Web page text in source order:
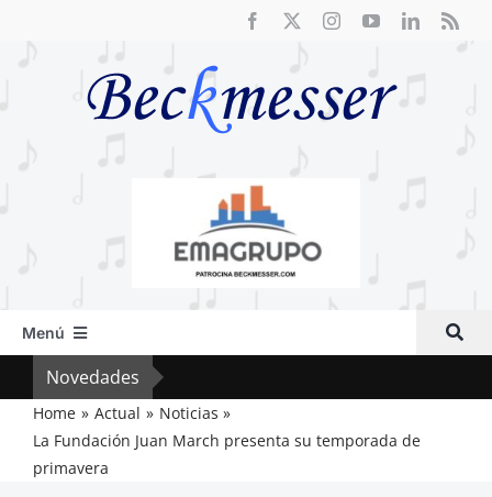
Menú
Inicio
Actual
Artículos
Crítica
Novedades
Home Actual
Noticias
La Fundación Juan March presenta su temporada de
primavera